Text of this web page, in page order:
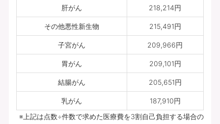
肝がん 218,214円
その他悪性新生物 215,491円
子宮がん 209,966円
胃がん 209,101円
結腸がん 205,651円
乳がん
187,910円
※上記は点数÷件数で求めた医療費を3割自己負担する場合の